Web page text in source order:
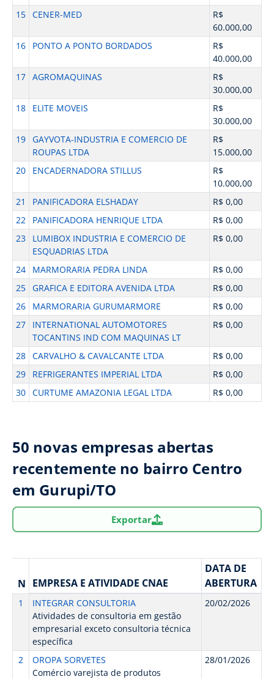
15 CENER-MED
R$
60.000,00
16
PONTO A PONTO BORDADOS
R$
40.000,00
17 AGROMAQUINAS
R$
30.000,00
18
ELITE MOVEIS
R$
30.000,00
19
GAYVOTA-INDUSTRIA E COMERCIO DE
ROUPAS LTDA
R$
15.000,00
20
ENCADERNADORA STILLUS
R$
10.000,00
21
PANIFICADORA ELSHADAY
R$ 0,00
22
PANIFICADORA HENRIQUE LTDA
R$ 0,00
23
LUMIBOX INDUSTRIA E COMERCIO DE
ESQUADRIAS LTDA
R$ 0,00
24 MARMORARIA PEDRA LINDA
R$ 0,00
25
GRAFICA E EDITORA AVENIDA LTDA
R$ 0,00
26
MARMORARIA GURUMARMORE
R$ 0,00
27
INTERNATIONAL AUTOMOTORES
TOCANTINS IND COM MAQUINAS LT
R$ 0,00
28 CARVALHO & CAVALCANTE LTDA
R$ 0,00
29
REFRIGERANTES IMPERIAL LTDA
R$ 0,00
30 CURTUME AMAZONIA LEGAL LTDA R$ 0,00
50 novas empresas abertas
recentemente no bairro Centro
em Gurupi/TO
Exportar
N EMPRESA E ATIVIDADE CNAE
DATA DE
ABERTURA
1
INTEGRAR CONSULTORIA
Atividades de consultoria em gestão
empresarial exceto consultoria técnica
específica
20/02/2026
2
OROPA SORVETES
Comércio varejista de produtos
28/01/2026